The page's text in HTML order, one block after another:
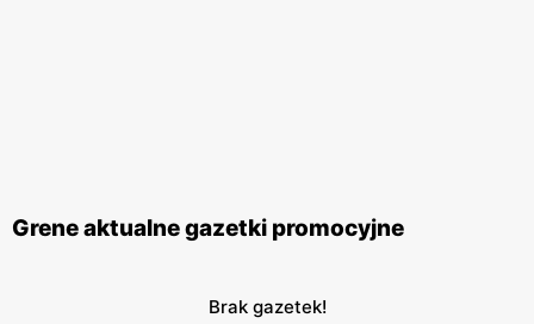
Grene aktualne gazetki promocyjne
Brak gazetek!